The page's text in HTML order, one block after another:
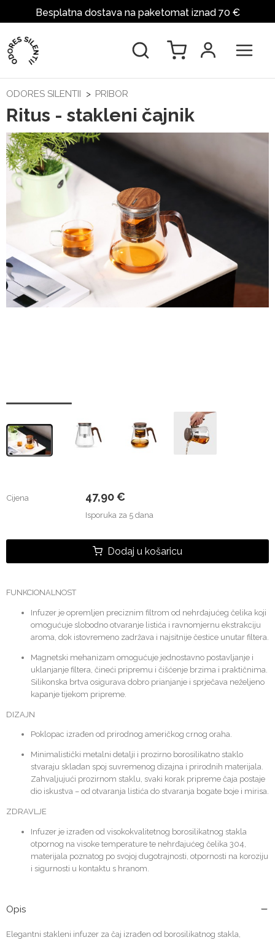
Besplatna dostava na paketomat iznad 70 €
ODORES SILENTII PRIBOR
Ritus - stakleni čajnik
Cijena 47,90 €
Isporuka za 5 dana
Dodaj u košaricu
FUNKCIONALNOST
Infuzer je opremljen preciznim filtrom od nehrđajućeg čelika koji
omogućuje slobodno otvaranje listića i ravnomjernu ekstrakciju
aroma, dok istovremeno zadržava i najsitnije čestice unutar filtera.
Magnetski mehanizam omogućuje jednostavno postavljanje i
uklanjanje filtera, čineći pripremu i čišćenje brzima i praktičnima.
Silikonska brtva osigurava dobro prianjanje i sprječava neželjeno
kapanje tijekom pripreme.
DIZAJN
Poklopac izrađen od prirodnog američkog crnog oraha.
Minimalistički metalni detalji i prozirno borosilikatno staklo
stvaraju skladan spoj suvremenog dizajna i prirodnih materijala.
Zahvaljujući prozirnom staklu, svaki korak pripreme čaja postaje
dio iskustva – od otvaranja listića do stvaranja bogate boje i mirisa.
ZDRAVLJE
Infuzer je izrađen od visokokvalitetnog borosilikatnog stakla
otpornog na visoke temperature te nehrđajućeg čelika 304,
materijala poznatog po svojoj dugotrajnosti, otpornosti na koroziju
i sigurnosti u kontaktu s hranom.
Opis
Elegantni stakleni infuzer za čaj izrađen od borosilikatnog stakla,